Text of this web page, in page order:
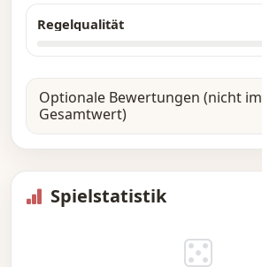
Regelqualität
Optionale Bewertungen (nicht im
Gesamtwert)
Spielstatistik